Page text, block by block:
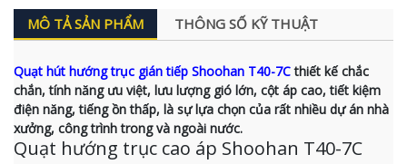
MÔ TẢ SẢN PHẨM THÔNG SỐ KỸ THUẬT
Quạt hút hướng trục gián tiếp Shoohan T40-7Cthiết kế chắc
chắn, tính năng ưu việt, lưu lượng gió lớn, cột áp cao, tiết kiệm
điện năng, tiếng ồn thấp, là sự lựa chọn của rất nhiều dự án nhà
xưởng, công trình trong và ngoài nước.
Quạt hướng trục cao áp Shoohan T40-7C